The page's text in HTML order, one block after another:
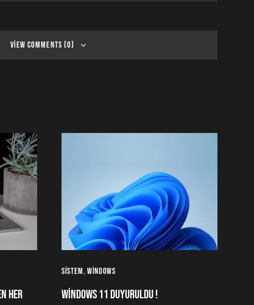
View Comments (0)
Her
Sistem Windows
Windows 11 duyuruldu !